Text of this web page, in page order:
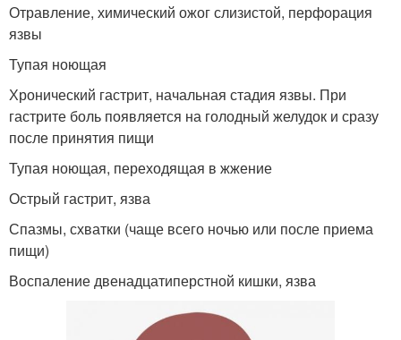
Отравление, химический ожог слизистой, перфорация
язвы
Тупая ноющая
Хронический гастрит, начальная стадия язвы. При
гастрите боль появляется на голодный желудок и сразу
после принятия пищи
Тупая ноющая, переходящая в жжение
Острый гастрит, язва
Спазмы, схватки (чаще всего ночью или после приема
пищи)
Воспаление двенадцатиперстной кишки, язва